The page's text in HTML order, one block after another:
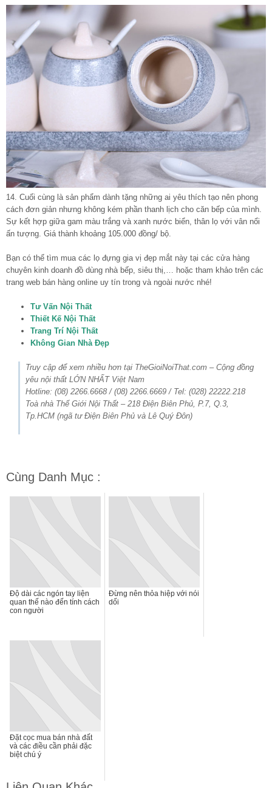
14. Cuối cùng là sản phẩm dành tặng những ai yêu thích tạo nên phong
cách đơn giản nhưng không kém phần thanh lịch cho căn bếp của mình.
Sự kết hợp giữa gam màu trắng và xanh nước biển, thân lọ với vân nổi
ấn tượng. Giá thành khoảng 105.000 đồng/ bộ.
Bạn có thể tìm mua các lọ đựng gia vị đẹp mắt này tại các cửa hàng
chuyên kinh doanh đồ dùng nhà bếp, siêu thị,… hoặc tham khảo trên các
trang web bán hàng online uy tín trong và ngoài nước nhé!
Tư Vấn Nội Thất
Thiết Kế Nội Thất
Trang Trí Nội Thất
Không Gian Nhà Đẹp
Truy cập để xem nhiều hơn tại TheGioiNoiThat.com – Cộng đồng
yêu nội thất LỚN NHẤT Việt Nam
Hotline: (08) 2266.6668 / (08) 2266.6669 / Tel: (028) 22222.218
Toà nhà Thế Giới Nội Thất – 218 Điện Biên Phủ, P.7, Q.3,
Tp.HCM (ngã tư Điện Biên Phủ và Lê Quý Đôn)
Cùng Danh Mục :
Độ dài các ngón tay liện
quan thế nào đến tính cách
con người
Đừng nên thỏa hiệp với nói
dối
Đặt cọc mua bán nhà đất
và các điều cần phải đặc
biệt chú ý